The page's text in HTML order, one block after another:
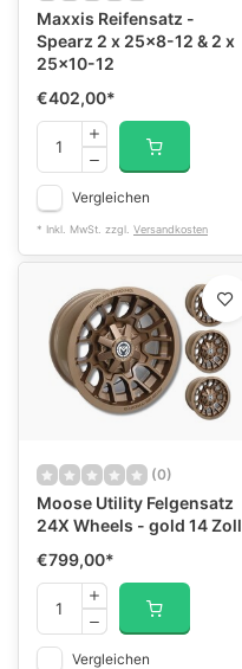
Maxxis Reifensatz -
Spearz 2 x 25x8-12 & 2 x
25x10-12
€402,00*
Vergleichen
* Inkl. MwSt. zzgl. Versandkosten
(0)
Moose Utility Felgensatz
24X Wheels - gold 14 Zoll
€799,00*
Vergleichen